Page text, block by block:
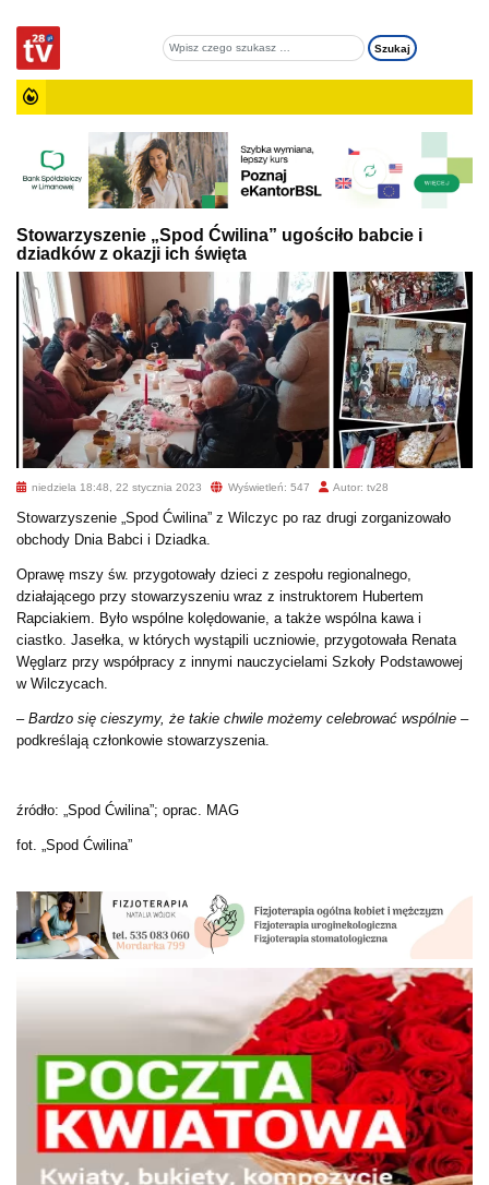
Stowarzyszenie „Spod Ćwilina” ugościło babcie i
dziadków z okazji ich święta
niedziela 18:48, 22 stycznia 2023 Wyświetleń: 547 Autor: tv28
Stowarzyszenie „Spod Ćwilina” z Wilczyc po raz drugi zorganizowało
obchody Dnia Babci i Dziadka.
Oprawę mszy św. przygotowały dzieci z zespołu regionalnego,
działającego przy stowarzyszeniu wraz z instruktorem Hubertem
Rapciakiem. Było wspólne kolędowanie, a także wspólna kawa i
ciastko. Jasełka, w których wystąpili uczniowie, przygotowała Renata
Węglarz przy współpracy z innymi nauczycielami Szkoły Podstawowej
w Wilczycach.
– Bardzo się cieszymy, że takie chwile możemy celebrować wspólnie –
podkreślają członkowie stowarzyszenia.
źródło: „Spod Ćwilina”; oprac. MAG
fot. „Spod Ćwilina”